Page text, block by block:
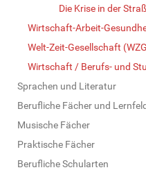
Die Krise in der
Wirtschaft-Arbeit-
Welt-Zeit-Gesellschaft
Wirtschaft / Berufs- und
Sprachen und Literatur
Berufliche Fächer und
Musische Fächer
Praktische Fächer
Berufliche Schularten